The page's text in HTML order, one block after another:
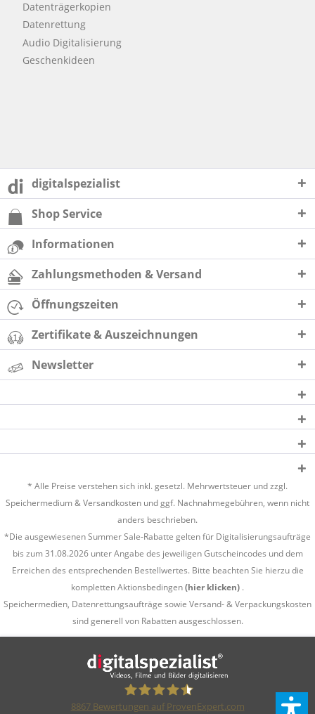
Datenträgerkopien
Datenrettung
Audio Digitalisierung
Geschenkideen
digitalspezialist
Shop Service
Informationen
Zahlungsmethoden & Versand
Öffnungszeiten
Zertifikate & Auszeichnungen
Newsletter
* Alle Preise verstehen sich inkl. gesetzl. Mehrwertsteuer und zzgl.
Speichermedium &Versandkosten und ggf. Nachnahmegebühren, wenn nicht
anders beschrieben.
*Die ausgewiesenen Summer Sale-Rabatte gelten für Digitalisierungsaufträge
bis zum 31.08.2026 unter Angabe des jeweiligen Gutscheincodes und dem
Erreichen des entsprechenden Bestellwertes. Bitte beachten Sie hierzu die
kompletten Aktionsbedingen(hier klicken) .
Speichermedien, Datenrettungsaufträge sowie Versand- & Verpackungskosten
sind generell von Rabatten ausgeschlossen.
8867Bewertungen auf ProvenExpert.com